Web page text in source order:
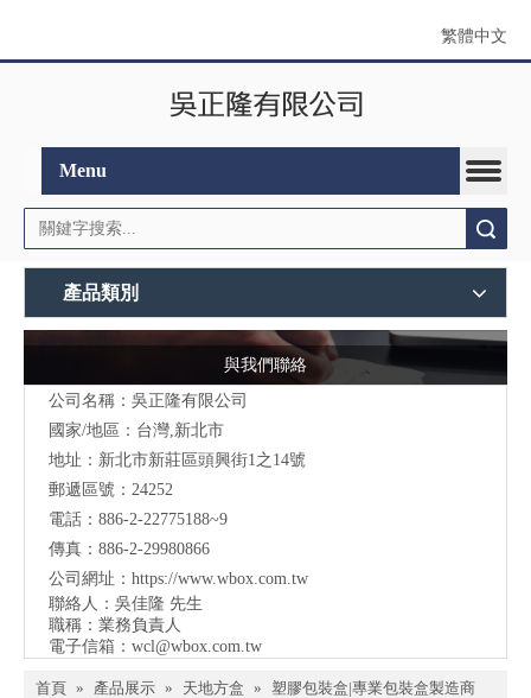
繁體中文
Menu
產品類別
與我們聯絡
公司名稱：吳正隆有限公司
國家/地區：台灣,新北市
地址：新北市新莊區頭興街1之14號
郵遞區號：24252
電話：886-2-22775188~9
傳真：886-2-29980866
公司網址： https://www.wbox.com.tw
聯絡人：吳佳隆 先生
職稱：業務負責人
電子信箱： wcl@wbox.com.tw
首頁 » 產品展示 » 天地方盒 » 塑膠包裝盒|專業包裝盒製造商